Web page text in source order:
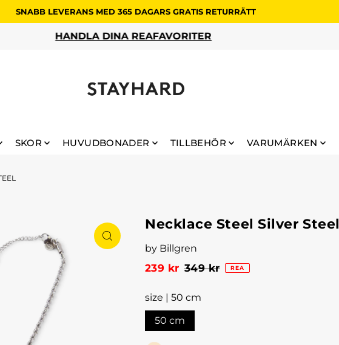
SNABB LEVERANS MED 365 DAGARS GRATIS RETURRÄTT
HANDLA DINA REAFAVORITER
SKOR HUVUDBONADER TILLBEHÖR VARUMÄRKEN
Necklace Steel Silver Steel
by Billgren
239 kr 349 kr REA
size | 50 cm
50 cm